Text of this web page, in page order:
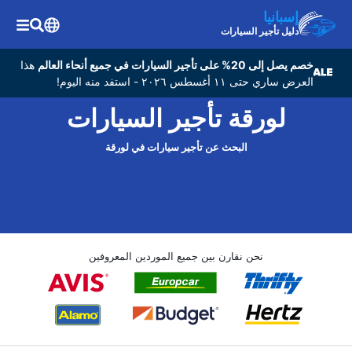
إسبانيا
دليل تأجير السيارات
خصم يصل إلى 20% على تأجير السيارات في جميع أنحاء العالم
هذا
العرض ساري حتى ١١ أغسطس ٢٠٢٦ - استفد منه اليوم!
لورقة تأجير السيارات
البحث عن تأجير سيارات في لورقة
نحن نقارن بين جميع الموردين المعروفين